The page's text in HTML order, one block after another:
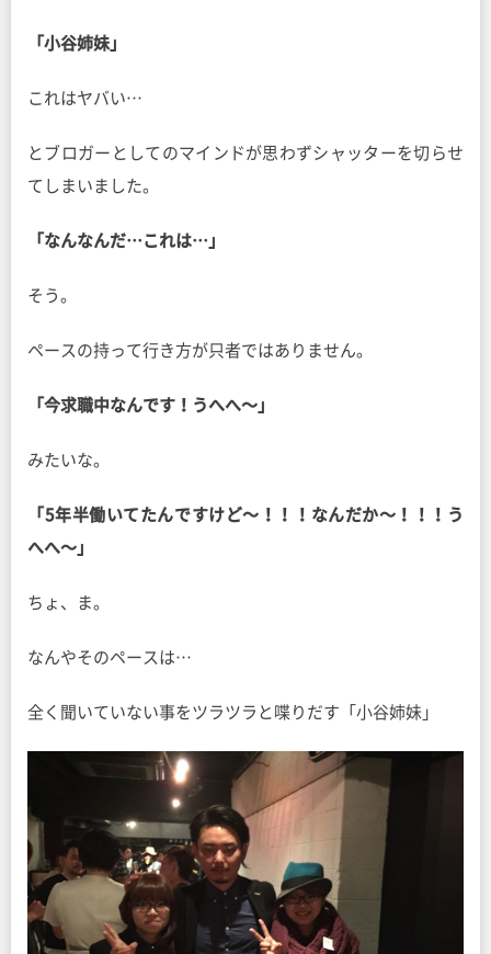
「小谷姉妹」
これはヤバい…
とブロガーとしてのマインドが思わずシャッターを切らせ
てしまいました。
「なんなんだ…これは…」
そう。
ペースの持って行き方が只者ではありません。
「今求職中なんです！うへへ〜」
みたいな。
「5年半働いてたんですけど〜！！！なんだか〜！！！う
へへ〜」
ちょ、ま。
なんやそのペースは…
全く聞いていない事をツラツラと喋りだす「小谷姉妹」